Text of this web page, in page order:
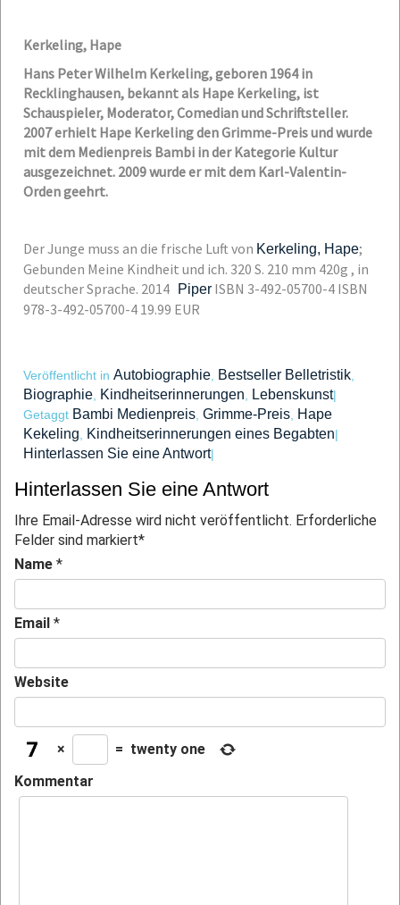
Kerkeling, Hape
Hans Peter Wilhelm Kerkeling, geboren 1964 in
Recklinghausen, bekannt als Hape Kerkeling, ist
Schauspieler, Moderator, Comedian und Schriftsteller.
2007 erhielt Hape Kerkeling den Grimme-Preis und wurde
mit dem Medienpreis Bambi in der Kategorie Kultur
ausgezeichnet. 2009 wurde er mit dem Karl-Valentin-
Orden geehrt.
Der Junge muss an die frische Luft von Kerkeling, Hape;
Gebunden Meine Kindheit und ich. 320 S. 210 mm 420g , in
deutscher Sprache. 2014 Piper ISBN 3-492-05700-4 ISBN
978-3-492-05700-4 19.99 EUR
Veröffentlicht in Autobiographie Bestseller Belletristik
Biographie Kindheitserinnerungen Lebenskunst|
Getaggt Bambi Medienpreis Grimme-Preis Hape
Kekeling
Kindheitserinnerungen eines Begabten|
Hinterlassen Sie eine Antwort|
Hinterlassen Sie eine Antwort
Ihre Email-Adresse wird nicht veröffentlicht. Erforderliche
Felder sind markiert*
Name *
Email *
Website
× = twenty one
Kommentar